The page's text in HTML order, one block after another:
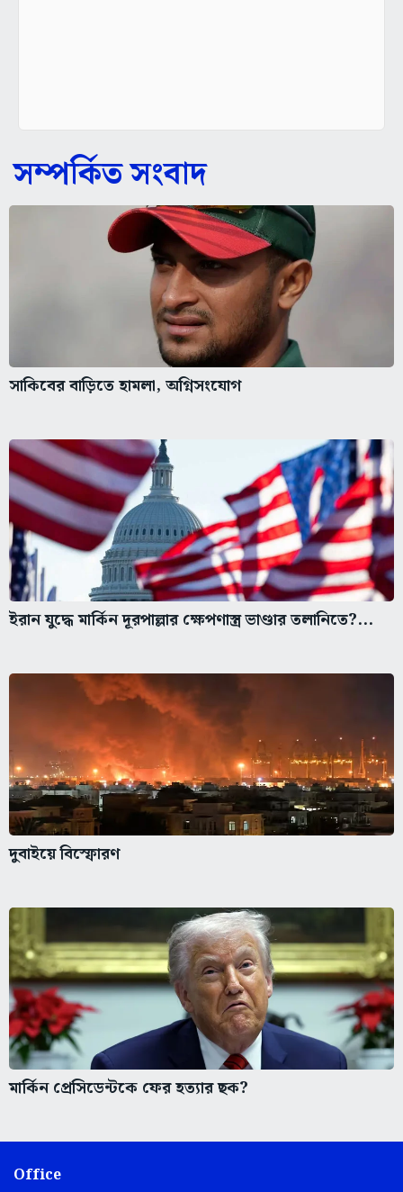
সম্পর্কিত সংবাদ
সাকিবের বাড়িতে হামলা, অগ্নিসংযোগ
ইরান যুদ্ধে মার্কিন দূরপাল্লার ক্ষেপণাস্ত্র ভাণ্ডার তলানিতে?...
দুবাইয়ে বিস্ফোরণ
মার্কিন প্রেসিডেন্টকে ফের হত্যার ছক?
Office